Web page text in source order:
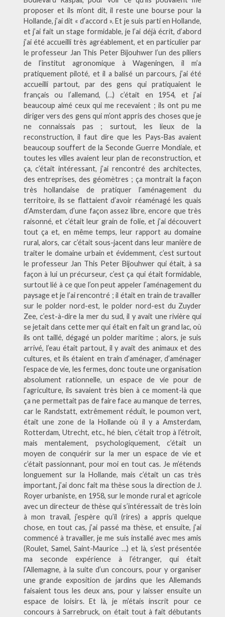
proposer et ils m’ont dit, il reste une bourse pour la
Hollande, j’ai dit « d’accord ». Et je suis parti en Hollande,
et j’ai fait un stage formidable, je l’ai déjà écrit, d’abord
j’ai été accueilli très agréablement, et en particulier par
le professeur Jan This Peter Bijouhwer l’un des piliers
de l’institut agronomique à Wageningen, il m’a
pratiquement piloté, et il a balisé un parcours, j’ai été
accueilli partout, par des gens qui pratiquaient le
français ou l’allemand, (…) c’était en 1954, et j’ai
beaucoup aimé ceux qui me recevaient ; ils ont pu me
diriger vers des gens qui m’ont appris des choses que je
ne connaissais pas ; surtout, les lieux de la
reconstruction, il faut dire que les Pays-Bas avaient
beaucoup souffert de la Seconde Guerre Mondiale, et
toutes les villes avaient leur plan de reconstruction, et
ça, c’était intéressant, j’ai rencontré des architectes,
des entreprises, des géomètres ; ça montrait la façon
très hollandaise de pratiquer l’aménagement du
territoire, ils se flattaient d’avoir réaménagé les quais
d’Amsterdam, d’une façon assez libre, encore que très
raisonné, et c’était leur grain de folie, et j’ai découvert
tout ça et, en même temps, leur rapport au domaine
rural, alors, car c’était sous-jacent dans leur manière de
traiter le domaine urbain et évidemment, c’est surtout
le professeur Jan This Peter Bijouhwer qui était, à sa
façon à lui un précurseur, c’est ça qui était formidable,
surtout lié à ce que l’on peut appeler l’aménagement du
paysage et je l’ai rencontré ; il était en train de travailler
sur le polder nord-est, le polder nord-est du Zuyder
Zee, c’est-à-dire la mer du sud, il y avait une rivière qui
se jetait dans cette mer qui était en fait un grand lac, où
ils ont taillé, dégagé un polder maritime ; alors, je suis
arrivé, l’eau était partout, il y avait des animaux et des
cultures, et ils étaient en train d’aménager, d’aménager
l’espace de vie, les fermes, donc toute une organisation
absolument rationnelle, un espace de vie pour de
l’agriculture, ils savaient très bien à ce moment-là que
ça ne permettait pas de faire face au manque de terres,
car le Randstatt, extrêmement réduit, le poumon vert,
était une zone de la Hollande où il y a Amsterdam,
Rotterdam, Utrecht, etc., hé bien, c’était trop à l’étroit,
mais mentalement, psychologiquement, c’était un
moyen de conquérir sur la mer un espace de vie et
c’était passionnant, pour moi en tout cas. Je m’étends
longuement sur la Hollande, mais c’était un cas très
important, j’ai donc fait ma thèse sous la direction de J.
Royer urbaniste, en 1958, sur le monde rural et agricole
avec un directeur de thèse qui s’intéressait de très loin
à mon travail, j’espère qu’il (rires) a appris quelque
chose, en tout cas, j’ai passé ma thèse, et ensuite, j’ai
commencé à travailler, je me suis installé avec mes amis
(Roulet, Samel, Saint-Maurice …) et là, s’est présentée
ma seconde expérience à l’étranger, qui était
l’Allemagne, à la suite d’un concours, pour y organiser
une grande exposition de jardins que les Allemands
faisaient tous les deux ans, pour y laisser ensuite un
espace de loisirs. Et là, je m’étais inscrit pour ce
concours à Sarrebruck, on était tout à fait débutants